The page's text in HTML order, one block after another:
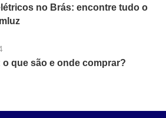
no Brás: encontre tudo o
o que são e onde comprar?